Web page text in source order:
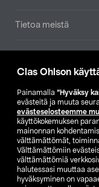
Clas Ohlson
Painamalla ”Hyväksy
evästeitä ja muuta
evästeselosteemme
käyttökokemuksen
mainonnan
välttämättömät,
Välttämättömiin
välttämättömiä
halutessasi muuttaa
hyväksyminen on
Tietoa meistä